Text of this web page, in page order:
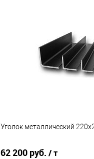
Уголок металлический
62 200 руб. / т